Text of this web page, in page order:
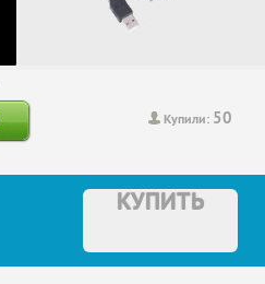
Купили: 50
КУПИТЬ